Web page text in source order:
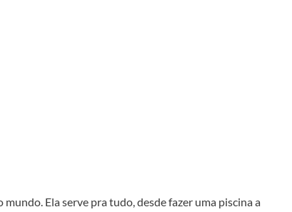
Ela serve pra tudo, desde fazer uma piscina a